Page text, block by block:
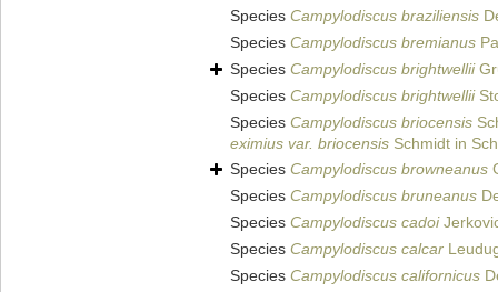
Species Campylodiscus braziliensis
Species Campylodiscus bremianus
Species Campylodiscus brightwellii
Species Campylodiscus brightwellii
Species Campylodiscus briocensis
eximius var. briocensis Schmidt in
Species Campylodiscus browneanus
Species Campylodiscus bruneanus
Species Campylodiscus cadoi
Species Campylodiscus calcar
Species Campylodiscus californicus